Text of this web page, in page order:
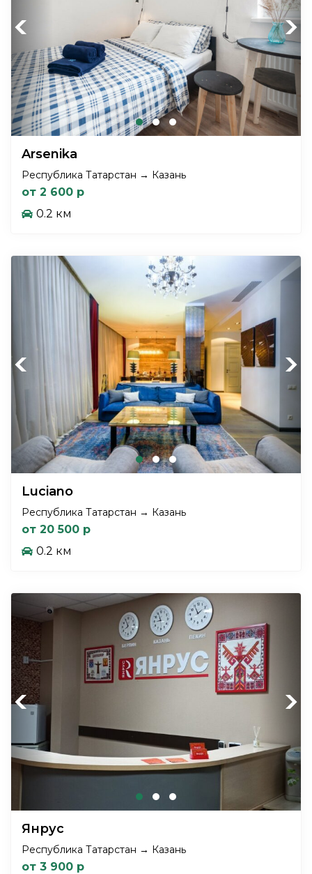
Previous Next
Arsenika
Республика Татарстан → Казань
от 2 600 р
0.2 км
Previous Next
Luciano
Республика Татарстан → Казань
от 20 500 р
0.2 км
Previous Next
Янрус
Республика Татарстан → Казань
от 3 900 р